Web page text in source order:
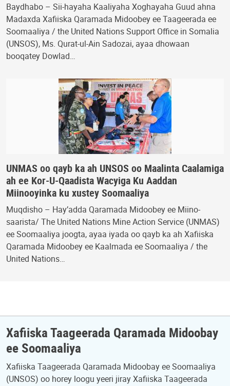
Baydhabo – Sii-hayaha Kaaliyaha Xoghayaha Guud ahna
Madaxda Xafiiska Qaramada Midoobey ee Taageerada ee
Soomaaliya / the United Nations Support Office in Somalia
(UNSOS), Ms. Qurat-ul-Ain Sadozai, ayaa dhowaan
booqatey Dowlad…
UNMAS oo qayb ka ah UNSOS oo Maalinta Caalamiga
ah ee Kor-U-Qaadista Wacyiga Ku Aaddan
Miinooyinka ku xustey Soomaaliya
Muqdisho – Hay’adda Qaramada Midoobey ee Miino-
saarista/ The United Nations Mine Action Service (UNMAS)
ee Soomaaliya joogta, ayaa iyada oo qayb ka ah Xafiiska
Qaramada Midoobey ee Kaalmada ee Soomaaliya / the
United Nations…
Xafiiska Taageerada Qaramada Midoobay
ee Soomaaliya
Xafiiska Taageerada Qaramada Midoobay ee Soomaaliya
(UNSOS) oo horey loogu yeeri jiray Xafiiska Taageerada